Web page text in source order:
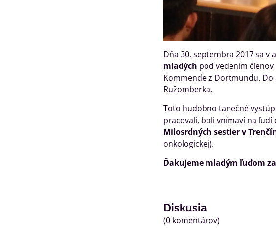
Dňa 30. septembra 2017 sa v
mladých pod vedením členov
Kommende z Dortmundu. Do
Ružomberka.
Toto hudobno tanečné
pracovali, boli vnímaví na ľudí
Milosrdných sestier v
onkologickej).
Ďakujeme mladým ľuďom
Diskusia
(0 komentárov)